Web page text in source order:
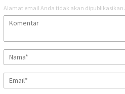
Alamat email Anda tidak akan dipublikasikan.